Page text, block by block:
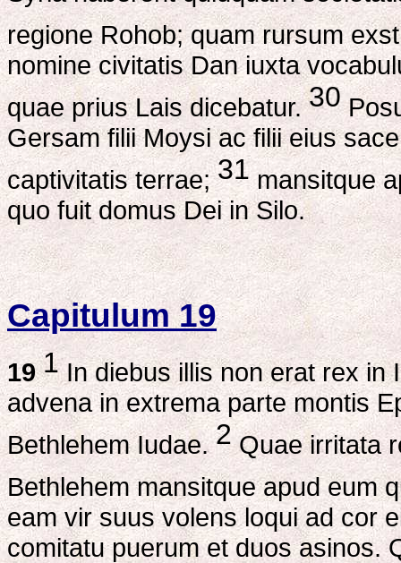
regione Rohob; quam rursum
nomine civitatis Dan iuxta
quae prius Lais dicebatur.30
Gersam filii Moysi ac filii eius
captivitatis terrae;31mansitque
quo fuit domus Dei in Silo.
Capitulum 19
19 1In diebus illis non erat rex in
advena in extrema parte montis
Bethlehem Iudae.2Quae irritata
Bethlehem mansitque apud eum
eam vir suus volens loqui ad cor
comitatu puerum et duos asinos.